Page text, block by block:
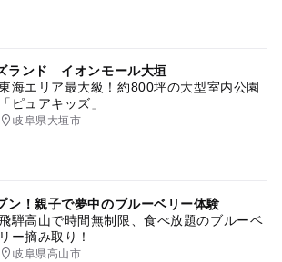
ランド イオンモール大垣
海エリア最大級！約800坪の大型室内公園
「ピュアキッズ」
岐阜県大垣市
ン！親子で夢中のブルーベリー体験
騨高山で時間無制限、食べ放題のブルーベ
リー摘み取り！
岐阜県高山市